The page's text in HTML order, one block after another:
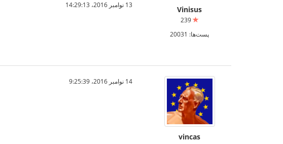
Vinisus
239
پست‌ها: 20031
13 نوامبر 2016،‏ 14:29:13
vincas
14 نوامبر 2016،‏ 9:25:39